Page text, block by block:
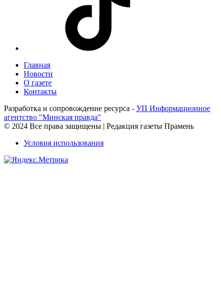
Главная
Новости
О газете
Контакты
Разработка и сопровождение ресурса - УП Информационное
агентство "Минская правда"
© 2024 Все права защищены | Редакция газеты Прамень
Условия использования